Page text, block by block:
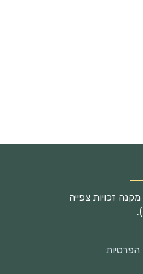
זכויות צפייה
הפרטיות